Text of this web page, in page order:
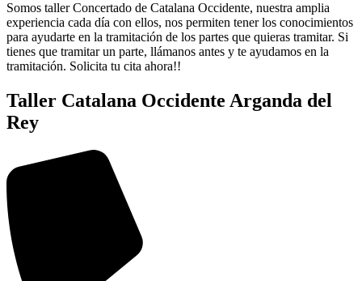
Somos taller Concertado de Catalana Occidente, nuestra amplia
experiencia cada día con ellos, nos permiten tener los conocimientos
para ayudarte en la tramitación de los partes que quieras tramitar. Si
tienes que tramitar un parte, llámanos antes y te ayudamos en la
tramitación. Solicita tu cita ahora!!
Taller Catalana Occidente Arganda del
Rey